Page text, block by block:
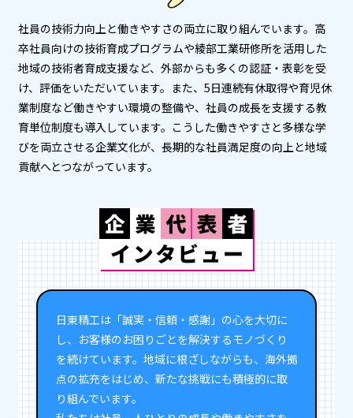
社員の技術力向上と働きやすさの両立に取り組んでいます。高
卒社員向けの技術育成プログラムや綾部工業研修所を活用した
地域の技術者育成支援など、外部からも多くの認証・表彰を受
け、評価をいただいています。また、5日連続有休取得や育児休
業制度など働きやすい環境の整備や、社員の成長を支援する教
育単位制度も導入しています。こうした働きやすさと多様な学
びを両立させる企業文化が、長期的な社員満足度の向上と地域
貢献へとつながっています。
日東精工は「誠実・信頼・感謝」の心を大切に
し、お客様のお困りごとを解決するモノづくり
を続けています。地域に根ざしながらも、海外拠
点の拡充をはじめ、新たな挑戦にも積極的に取
り組んでいます。